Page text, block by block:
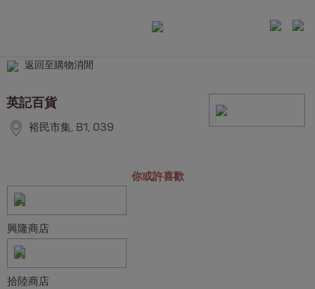
返回至購物消閒
英記百貨
裕民市集, B1, 039
你或許喜歡
興隆商店
拾陸商店